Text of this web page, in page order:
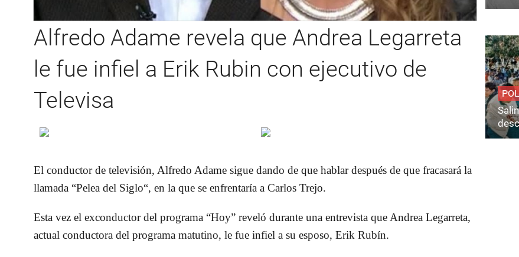
Alfredo Adame revela que Andrea Legarreta
le fue infiel a Erik Rubin con ejecutivo de
Televisa
El conductor de televisión, Alfredo Adame sigue dando de que hablar después de que fracasará la
llamada “Pelea del Siglo“, en la que se enfrentaría a Carlos Trejo.
Esta vez el exconductor del programa “Hoy” reveló durante una entrevista que Andrea Legarreta,
actual conductora del programa matutino, le fue infiel a su esposo, Erik Rubín.